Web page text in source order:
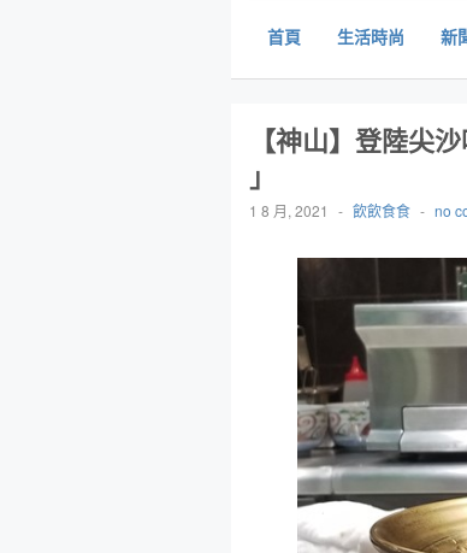
首頁 生活時尚 新
【神山】登陸尖
」
1 8 月, 2021 - 飲飲食食 - no